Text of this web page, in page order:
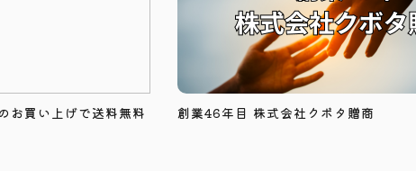
買い上げで送料無料 創業46年目 株式会社クボタ贈商